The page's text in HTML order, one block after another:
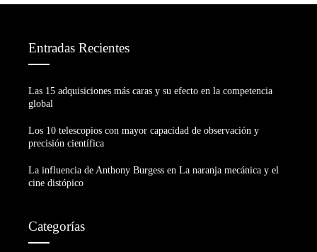
Entradas Recientes
Las 15 adquisiciones más caras y su efecto en la competencia
global
Los 10 telescopios con mayor capacidad de observación y
precisión científica
La influencia de Anthony Burgess en La naranja mecánica y el
cine distópico
Categorías